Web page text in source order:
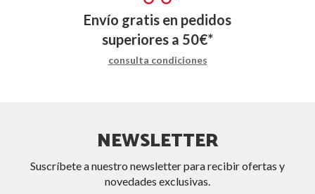
Envío gratis en pedidos
superiores a 50€*
consulta condiciones
NEWSLETTER
Suscríbete a nuestro newsletter para recibir ofertas y
novedades exclusivas.